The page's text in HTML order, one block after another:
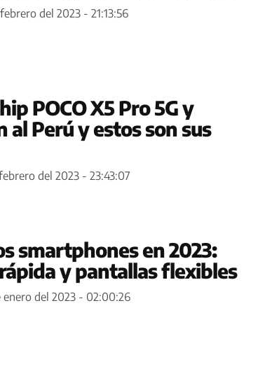
del 2023 - 21:13:56
POCO X5 Pro 5G y
al Perú y estos son sus
del 2023 - 23:43:07
smartphones en 2023:
y pantallas flexibles
enero del 2023 - 02:00:26